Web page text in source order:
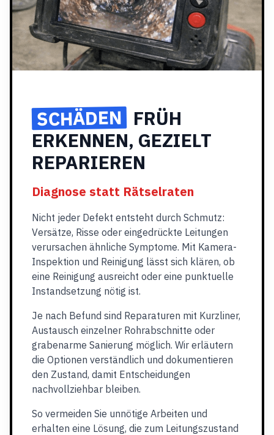
SCHÄDEN FRÜH
ERKENNEN, GEZIELT
REPARIEREN
Diagnose statt Rätselraten
Nicht jeder Defekt entsteht durch Schmutz:
Versätze, Risse oder eingedrückte Leitungen
verursachen ähnliche Symptome. Mit Kamera-
Inspektion und Reinigung lässt sich klären, ob
eine Reinigung ausreicht oder eine punktuelle
Instandsetzung nötig ist.
Je nach Befund sind Reparaturen mit Kurzliner,
Austausch einzelner Rohrabschnitte oder
grabenarme Sanierung möglich. Wir erläutern
die Optionen verständlich und dokumentieren
den Zustand, damit Entscheidungen
nachvollziehbar bleiben.
So vermeiden Sie unnötige Arbeiten und
erhalten eine Lösung, die zum Leitungszustand